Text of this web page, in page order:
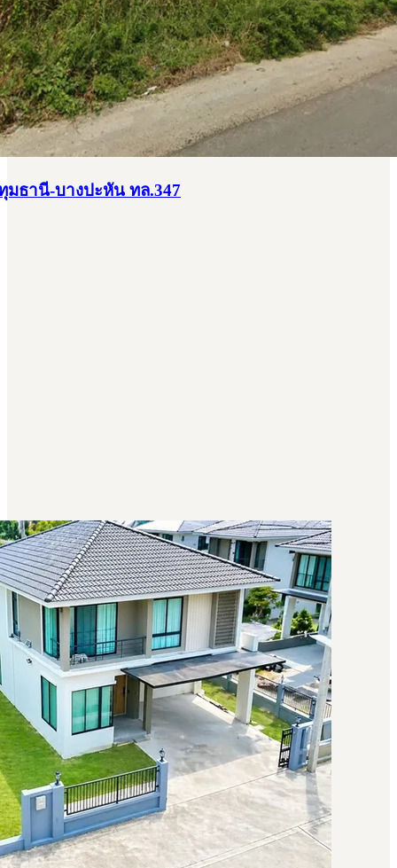
ธานี-บางปะหัน ทล.347